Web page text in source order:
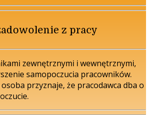
z pracy
zewnętrznymi i wewnętrznymi,
samopoczucia pracowników.
przyznaje, że pracodawca dba o